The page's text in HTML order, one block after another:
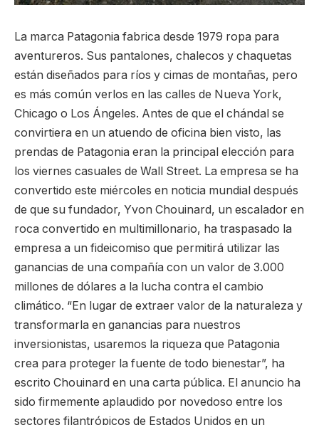
La marca Patagonia fabrica desde 1979 ropa para
aventureros. Sus pantalones, chalecos y chaquetas
están diseñados para ríos y cimas de montañas, pero
es más común verlos en las calles de Nueva York,
Chicago o Los Ángeles. Antes de que el chándal se
convirtiera en un atuendo de oficina bien visto, las
prendas de Patagonia eran la principal elección para
los viernes casuales de Wall Street. La empresa se ha
convertido este miércoles en noticia mundial después
de que su fundador, Yvon Chouinard, un escalador en
roca convertido en multimillonario, ha traspasado la
empresa a un fideicomiso que permitirá utilizar las
ganancias de una compañía con un valor de 3.000
millones de dólares a la lucha contra el cambio
climático. “En lugar de extraer valor de la naturaleza y
transformarla en ganancias para nuestros
inversionistas, usaremos la riqueza que Patagonia
crea para proteger la fuente de todo bienestar”, ha
escrito Chouinard en una carta pública. El anuncio ha
sido firmemente aplaudido por novedoso entre los
sectores filantrópicos de Estados Unidos en un